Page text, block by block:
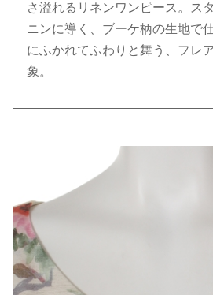
さ溢れるリネンワンピース。ス
ニンに導く、ブーケ柄の生地で
にふかれてふわりと舞う、フレ
象。